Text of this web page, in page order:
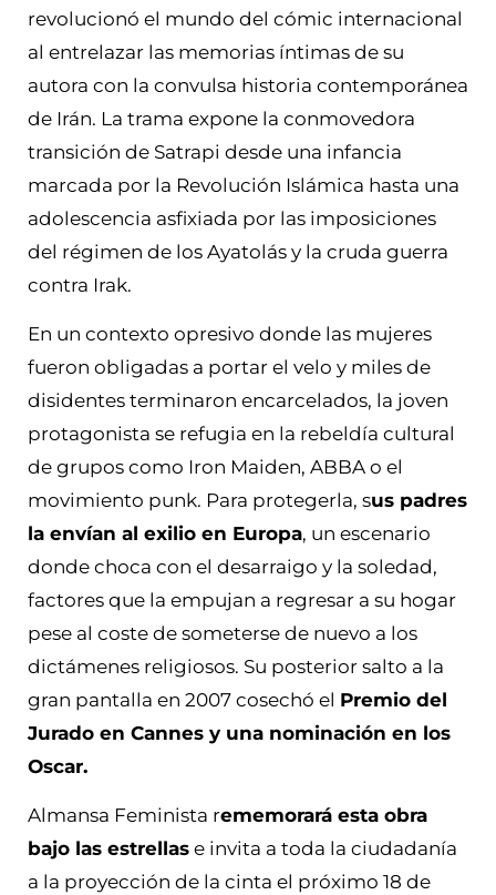
revolucionó el mundo del cómic internacional
al entrelazar las memorias íntimas de su
autora con la convulsa historia contemporánea
de Irán. La trama expone la conmovedora
transición de Satrapi desde una infancia
marcada por la Revolución Islámica hasta una
adolescencia asfixiada por las imposiciones
del régimen de los Ayatolás y la cruda guerra
contra Irak.
En un contexto opresivo donde las mujeres
fueron obligadas a portar el velo y miles de
disidentes terminaron encarcelados, la joven
protagonista se refugia en la rebeldía cultural
de grupos como Iron Maiden, ABBA o el
movimiento punk. Para protegerla, sus padres
la envían al exilio en Europa, un escenario
donde choca con el desarraigo y la soledad,
factores que la empujan a regresar a su hogar
pese al coste de someterse de nuevo a los
dictámenes religiosos. Su posterior salto a la
gran pantalla en 2007 cosechó el Premio del
Jurado en Cannes y una nominación en los
Oscar.
Almansa Feminista rememorará esta obra
bajo las estrellas e invita a toda la ciudadanía
a la proyección de la cinta el próximo 18 de